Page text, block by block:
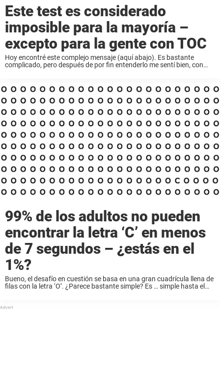
Este test es considerado
imposible para la mayoría –
excepto para la gente con TOC
Hoy encontré este complejo mensaje (aquí abajo). Es bastante
complicado, pero después de por fin entenderlo me sentí bien, con
99% de los adultos no pueden
encontrar la letra ‘C’ en menos
de 7 segundos – ¿estás en el
1%?
Bueno, el desafío en cuestión se basa en una gran cuadrícula llena de
filas con la letra ‘O’. ¿Parece bastante simple? Es … simple hasta el